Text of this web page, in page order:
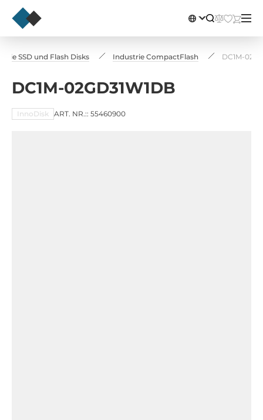
SSD und Flash Disks Industrie CompactFlash DC1M-
DC1M-02GD31W1DB
InnoDisk ART. NR.:: 55460900